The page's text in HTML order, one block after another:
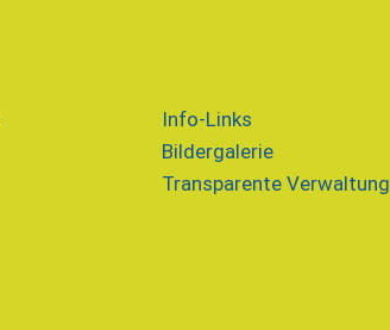
Info-Links
Bildergalerie
Transparente Verwaltung